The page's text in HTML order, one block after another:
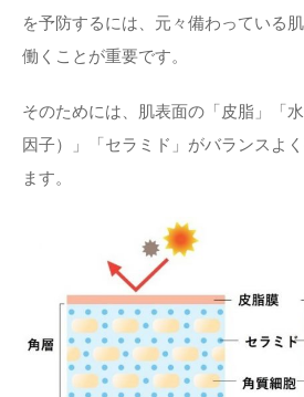
を予防するには、元々備わっている
働くことが重要です。
そのためには、肌表面の「皮脂」「
因子）」「セラミド」がバランスよ
ます。